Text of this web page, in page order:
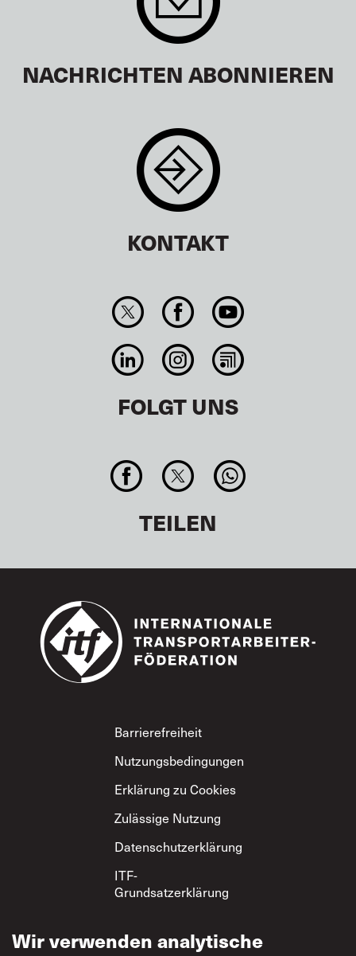
NACHRICHTEN ABONNIEREN
KONTAKT
FOLGT UNS
TEILEN
Footer
Barrierefreiheit
Nutzungsbedingungen
Erklärung zu Cookies
Zulässige Nutzung
Datenschutzerklärung
ITF-
Grundsatzerklärung
Wir verwenden analytische